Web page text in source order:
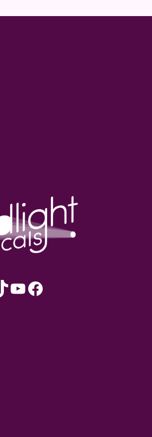
YouTube Facebook